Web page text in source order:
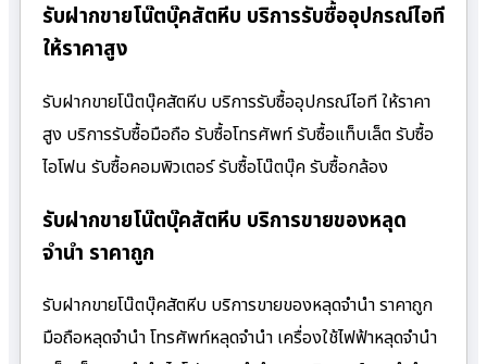
รับฝากขายโน๊ตบุ๊คสัตหีบ บริการรับซื้ออุปกรณ์ไอที
ให้ราคาสูง
รับฝากขายโน๊ตบุ๊คสัตหีบ บริการรับซื้ออุปกรณ์ไอที ให้ราคา
สูง บริการรับซื้อมือถือ รับซื้อโทรศัพท์ รับซื้อแท็บเล็ต รับซื้อ
ไอโฟน รับซื้อคอมพิวเตอร์ รับซื้อโน๊ตบุ๊ค รับซื้อกล้อง
รับฝากขายโน๊ตบุ๊คสัตหีบ บริการขายของหลุด
จำนำ ราคาถูก
รับฝากขายโน๊ตบุ๊คสัตหีบ บริการขายของหลุดจำนำ ราคาถูก
มือถือหลุดจำนำ โทรศัพท์หลุดจำนำ เครื่องใช้ไฟฟ้าหลุดจำนำ